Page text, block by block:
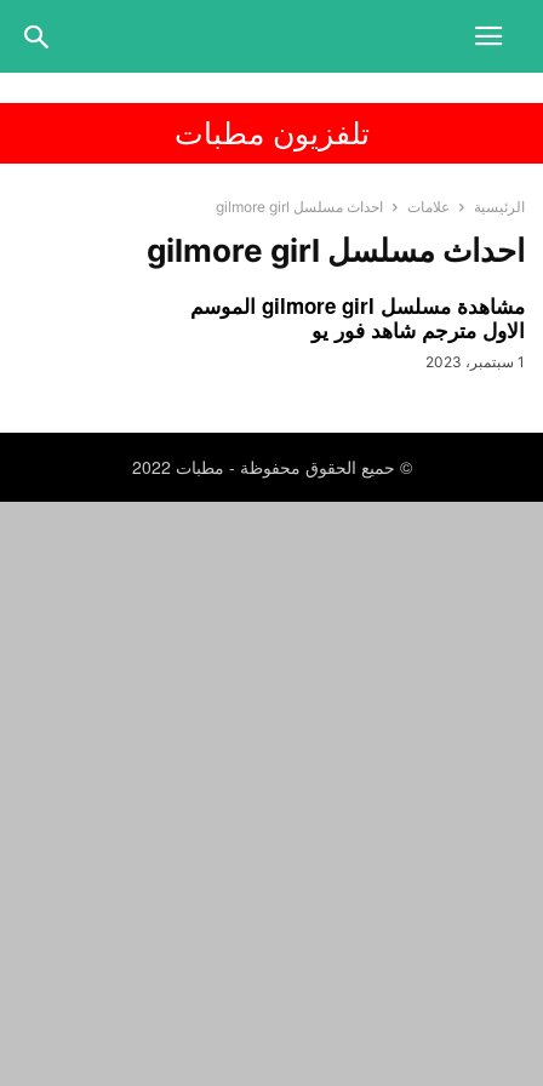
تلفزيون مطبات
الرئيسية علامات احداث مسلسل gilmore girl
احداث مسلسل gilmore girl
مشاهدة مسلسل gilmore girl الموسم
الاول مترجم شاهد فور يو
1 سبتمبر، 2023
© حميع الحقوق محفوظة - مطبات 2022